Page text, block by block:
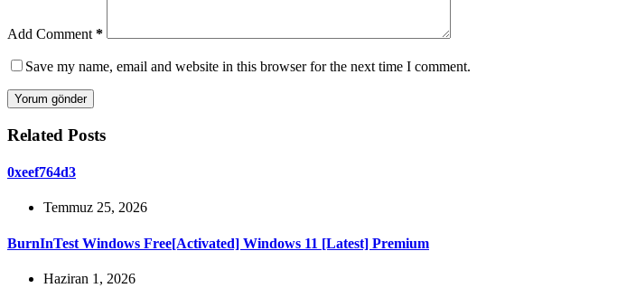
Add Comment *
Save my name, email and website in this browser for the next time I comment.
Yorum gönder
Related Posts
0xeef764d3
Temmuz 25, 2026
BurnInTest Windows Free[Activated] Windows 11 [Latest] Premium
Haziran 1, 2026